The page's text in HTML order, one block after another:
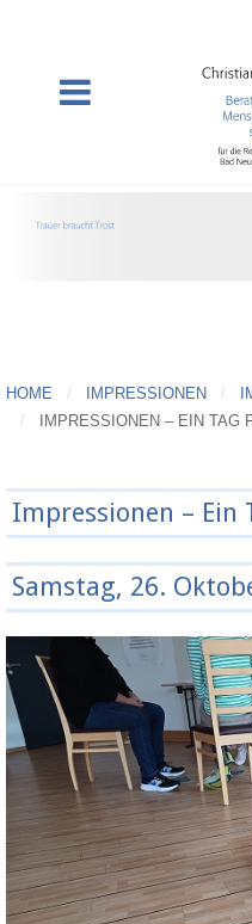
HOME IMPRESSIONEN
IMPRESSIONEN – EIN TAG
Impressionen – Ein
Samstag, 26.